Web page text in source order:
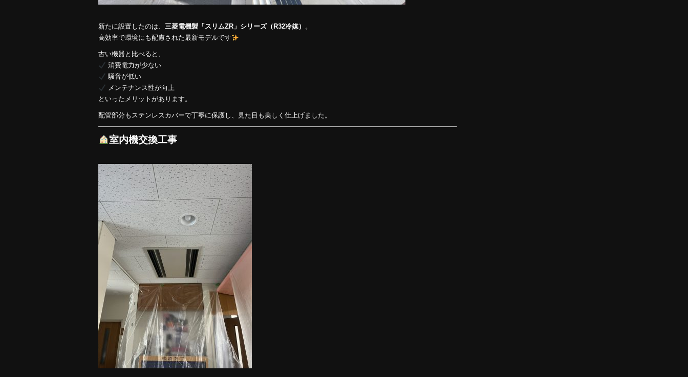
新たに設置したのは、 三菱電機製「スリムZR」シリーズ（R32冷媒） 。
高効率で環境にも配慮された最新モデルです
古い機器と比べると、
消費電力が少ない
騒音が低い
メンテナンス性が向上
といったメリットがあります。
配管部分もステンレスカバーで丁寧に保護し、見た目も美しく仕上げました。
室内機交換工事